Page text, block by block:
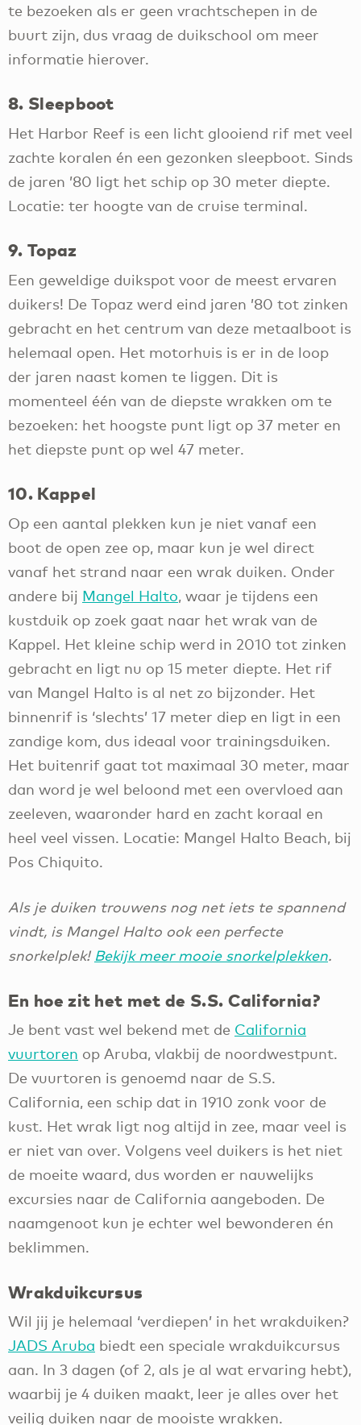
te bezoeken als er geen vrachtschepen in de
buurt zijn, dus vraag de duikschool om meer
informatie hierover.
8. Sleepboot
Het Harbor Reef is een licht glooiend rif met veel
zachte koralen én een gezonken sleepboot. Sinds
de jaren ’80 ligt het schip op 30 meter diepte.
Locatie: ter hoogte van de cruise terminal.
9. Topaz
Een geweldige duikspot voor de meest ervaren
duikers! De Topaz werd eind jaren ’80 tot zinken
gebracht en het centrum van deze metaalboot is
helemaal open. Het motorhuis is er in de loop
der jaren naast komen te liggen. Dit is
momenteel één van de diepste wrakken om te
bezoeken: het hoogste punt ligt op 37 meter en
het diepste punt op wel 47 meter.
10. Kappel
Op een aantal plekken kun je niet vanaf een
boot de open zee op, maar kun je wel direct
vanaf het strand naar een wrak duiken. Onder
andere bij Mangel Halto, waar je tijdens een
kustduik op zoek gaat naar het wrak van de
Kappel. Het kleine schip werd in 2010 tot zinken
gebracht en ligt nu op 15 meter diepte. Het rif
van Mangel Halto is al net zo bijzonder. Het
binnenrif is ‘slechts’ 17 meter diep en ligt in een
zandige kom, dus ideaal voor trainingsduiken.
Het buitenrif gaat tot maximaal 30 meter, maar
dan word je wel beloond met een overvloed aan
zeeleven, waaronder hard en zacht koraal en
heel veel vissen. Locatie: Mangel Halto Beach, bij
Pos Chiquito.
Als je duiken trouwens nog net iets te spannend
vindt, is Mangel Halto ook een perfecte
snorkelplek! Bekijk meer mooie snorkelplekken.
En hoe zit het met de S.S. California?
Je bent vast wel bekend met de California
vuurtoren op Aruba, vlakbij de noordwestpunt.
De vuurtoren is genoemd naar de S.S.
California, een schip dat in 1910 zonk voor de
kust. Het wrak ligt nog altijd in zee, maar veel is
er niet van over. Volgens veel duikers is het niet
de moeite waard, dus worden er nauwelijks
excursies naar de California aangeboden. De
naamgenoot kun je echter wel bewonderen én
beklimmen.
Wrakduikcursus
Wil jij je helemaal ‘verdiepen’ in het wrakduiken?
JADS Aruba biedt een speciale wrakduikcursus
aan. In 3 dagen (of 2, als je al wat ervaring hebt),
waarbij je 4 duiken maakt, leer je alles over het
veilig duiken naar de mooiste wrakken.